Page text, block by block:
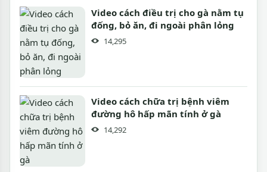
Video cách điều trị cho gà nằm tụ
đống, bỏ ăn, đi ngoài phân lỏng
14,295
Video cách chữa trị bệnh viêm
đường hô hấp mãn tính ở gà
14,292